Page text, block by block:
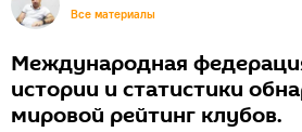
Все материалы
Международная
истории и статистики
мировой рейтинг клубов.